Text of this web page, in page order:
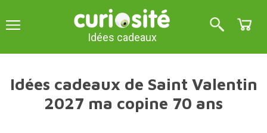
Idées cadeaux
Idées cadeaux de Saint Valentin
2027 ma copine 70 ans